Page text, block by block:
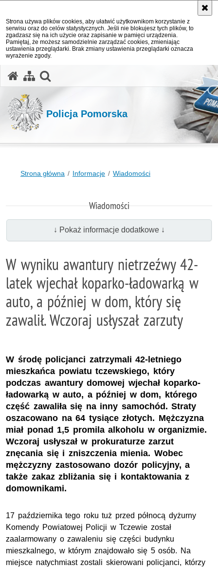
Strona używa plików cookies, aby ułatwić użytkownikom korzystanie z
serwisu oraz do celów statystycznych. Jeśli nie blokujesz tych plików, to
zgadzasz się na ich użycie oraz zapisanie w pamięci urządzenia.
Pamiętaj, że możesz samodzielnie zarządzać cookies, zmieniając
ustawienia przeglądarki. Brak zmiany ustawienia przeglądarki oznacza
wyrażenie zgody.
Policja Pomorska
Strona główna Informacje Wiadomości
Wiadomości
↓ Pokaż informacje dodatkowe ↓
W wyniku awantury nietrzeźwy 42-
latek wjechał koparko-ładowarką w
auto, a później w dom, który się
zawalił. Wczoraj usłyszał zarzuty
W środę policjanci zatrzymali 42-letniego
mieszkańca powiatu tczewskiego, który
podczas awantury domowej wjechał koparko-
ładowarką w auto, a później w dom, którego
część zawaliła się na inny samochód. Straty
oszacowano na 64 tysiące złotych. Mężczyzna
miał ponad 1,5 promila alkoholu w organizmie.
Wczoraj usłyszał w prokuraturze zarzut
znęcania się i zniszczenia mienia. Wobec
mężczyzny zastosowano dozór policyjny, a
także zakaz zbliżania się i kontaktowania z
domownikami.
17 października tego roku tuż przed północą dyżurny
Komendy Powiatowej Policji w Tczewie został
zaalarmowany o zawaleniu się części budynku
mieszkalnego, w którym znajdowało się 5 osób. Na
miejsce natychmiast zostali skierowani policjanci, którzy